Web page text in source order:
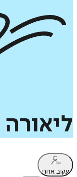
ליאורה
עקוב אחרי